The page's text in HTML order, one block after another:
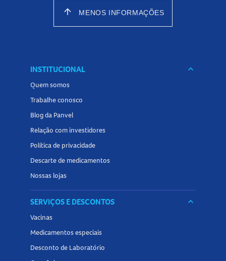
arrow_upward MENOS INFORMAÇÕES
INSTITUCIONAL keyboard_arrow_down
Quem somos
Trabalhe conosco
Blog da Panvel
Relação com investidores
Política de privacidade
Descarte de medicamentos
Nossas lojas
SERVIÇOS E DESCONTOS keyboard_arrow_down
Vacinas
Medicamentos especiais
Desconto de Laboratório